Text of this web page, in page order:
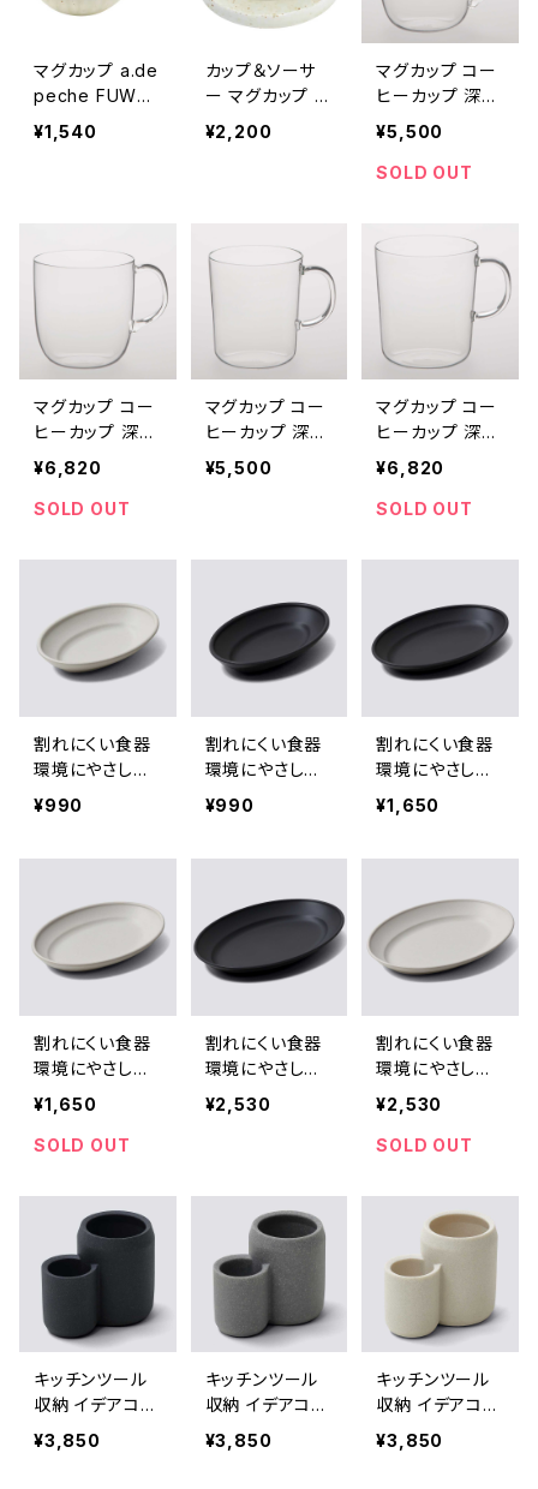
マグカップ a.de
peche FUWAR
i mug アデペシ
ュ フワリ マグ
¥1,540
カップ＆ソーサ
ー マグカップ a.
depeche FUW
ARi tea mug &
ー ホワイト
¥2,200
マグカップ コー
ヒーカップ 深澤
直人 TG Heat-
resistant Glass
Mug 350ml Si
マグカップ シン
プリシティ 350
ml クリア
¥5,500
SOLD OUT
マグカップ コー
ヒーカップ 深澤
直人 TG Heat-
resistant Glass
Mug 470ml Si
ジー 耐熱ガラス
プリシティ 470
ml クリア
¥6,820
SOLD OUT
マグカップ コー
ヒーカップ 深澤
直人 TG Heat-
resistant Glass
ジー 耐熱ガラス
スクイジット 36
0ml クリア
¥5,500
マグカップ コー
ヒーカップ 深澤
直人 TG Heat-
resistant Glass
Mug 470ml Ex
ジー 耐熱ガラス
スクイジット 47
0ml クリア
¥6,820
SOLD OUT
割れにくい食器
環境にやさしい
イデアコ 昭和グ
¥990
割れにくい食器
環境にやさしい
イデアコ 昭和グ
（ブラック）
¥990
割れにくい食器
環境にやさしい
イデアコ 昭和グ
リル 万能オーバ
rill M クロ（ブラ
ック）
¥1,650
割れにくい食器
環境にやさしい
イデアコ 昭和グ
リル 万能オーバ
ル型プレート id
rill M ココナッツ
ホワイト
¥1,650
SOLD OUT
割れにくい食器
環境にやさしい
イデアコ 昭和グ
リル 大判オーバ
rill L クロ（ブラ
¥2,530
割れにくい食器
環境にやさしい
イデアコ 昭和グ
リル 大判オーバ
ル型プレート id
rill L ココナッツ
ホワイト
¥2,530
SOLD OUT
キッチンツール
収納 イデアコ
ツールスタンド
コンボ コンパク
¥3,850
キッチンツール
収納 イデアコ
ツールスタンド
コンボ コンパク
¥3,850
キッチンツール
収納 イデアコ
ツールスタンド
コンボ コンパク
¥3,850